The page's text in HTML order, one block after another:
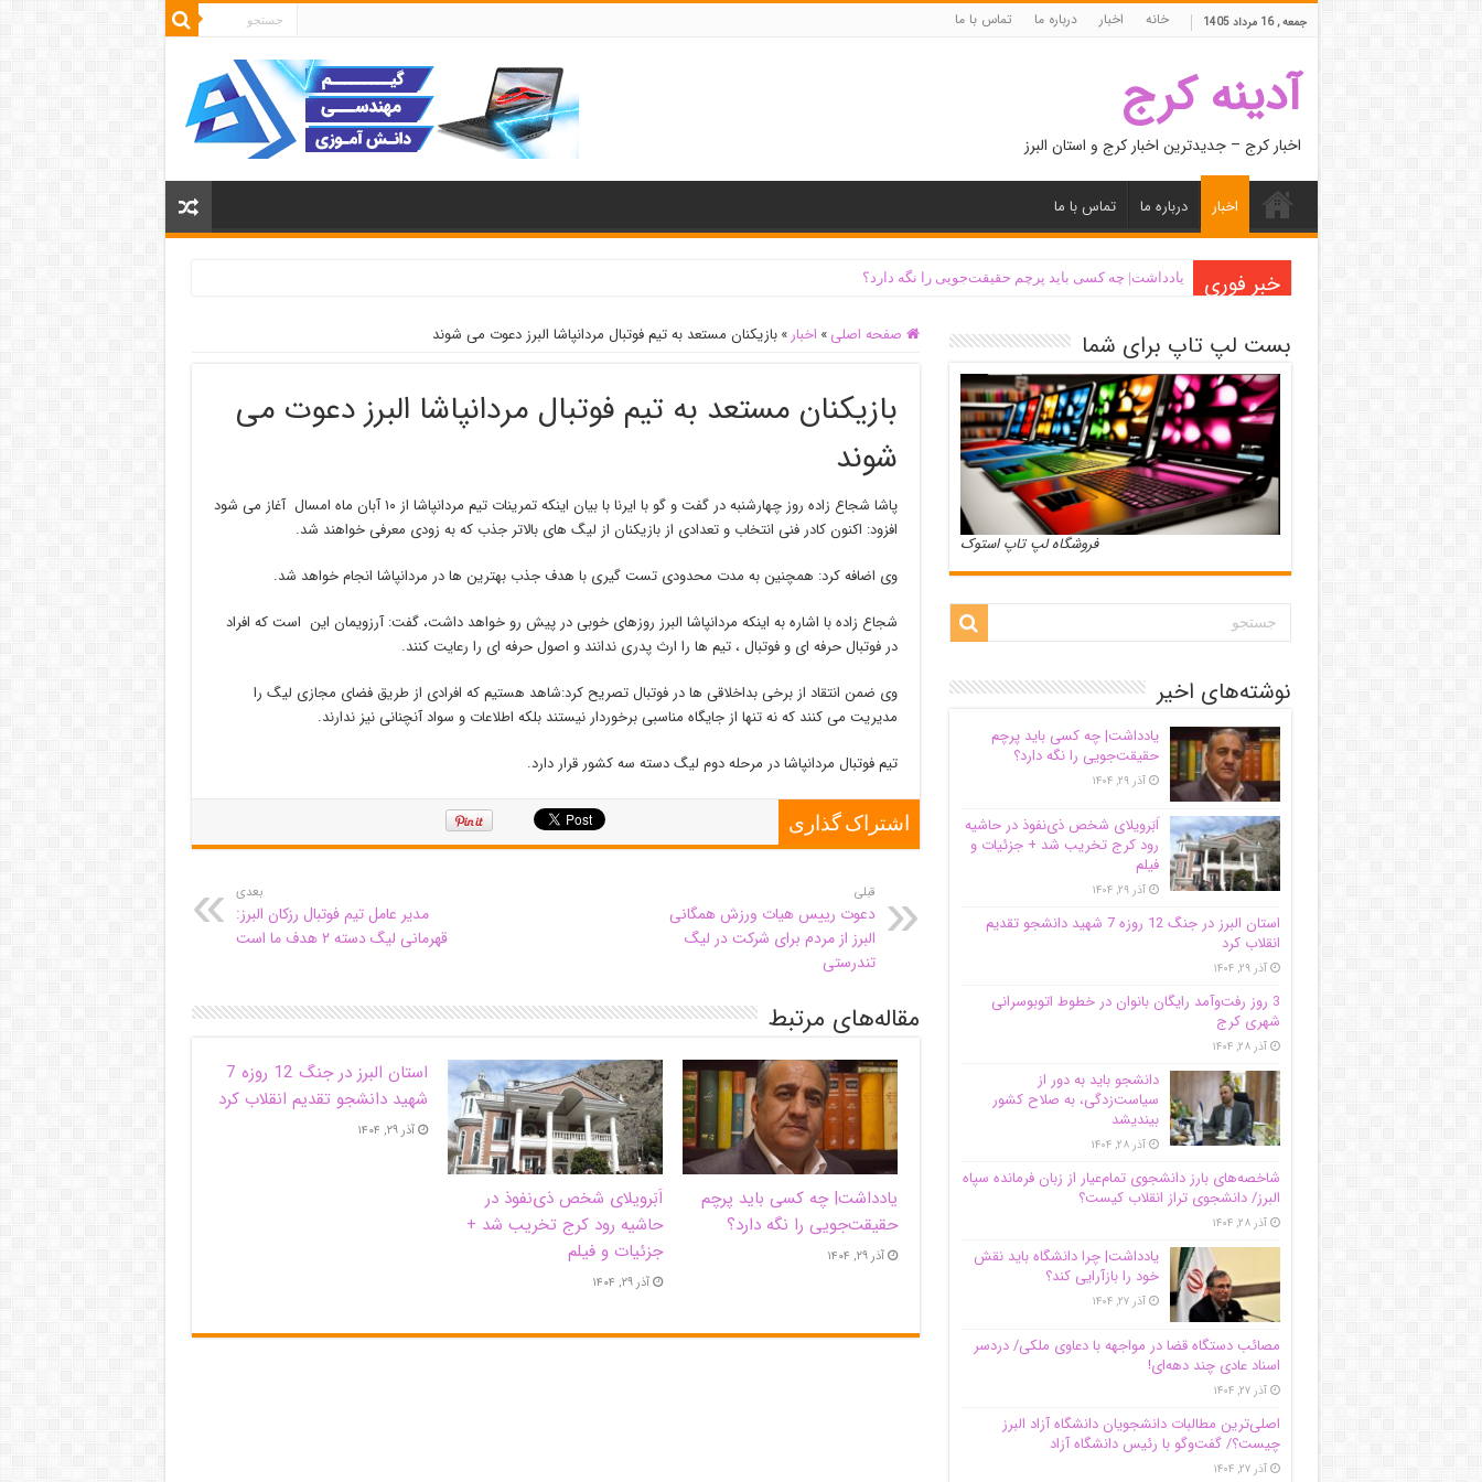
جمعه , 16 مرداد 1405 خانه اخبار درباره ما تماس با ما
آدینه کرج
اخبار کرج – جدیدترین اخبار کرج و استان البرز
اخبار درباره ما تماس با ما
خبر فوری یادداشت| ‌چه کسی باید پرچم حقیقت‌جویی را نگه دارد؟
صفحه اصلی » اخبار » بازیکنان مستعد به تیم فوتبال مردانپاشا البرز دعوت می شوند
بازیکنان مستعد به تیم فوتبال مردانپاشا البرز دعوت می
شوند
پاشا شجاع زاده روز چهارشنبه در گفت و گو با ایرنا با بیان اینکه تمرینات تیم مردانپاشا از ۱۰ آبان ماه امسال آغاز می شود
افزود: اکنون کادر فنی انتخاب و تعدادی از بازیکنان از لیگ های بالاتر جذب که به زودی معرفی خواهند شد.
وی اضافه کرد: همچنین به مدت محدودی تست گیری با هدف جذب بهترین ها در مردانپاشا انجام خواهد شد.
شجاع زاده با اشاره به اینکه مردانپاشا البرز روزهای خوبی در پیش رو خواهد داشت، گفت: آرزویمان این است که افراد
در فوتبال حرفه ای و فوتبال ، تیم ها را ارث پدری ندانند و اصول حرفه ای را رعایت کنند.
وی ضمن انتقاد از برخی بداخلاقی ها در فوتبال تصریح کرد:شاهد هستیم که افرادی از طریق فضای مجازی لیگ را
مدیریت می کنند که نه تنها از جایگاه مناسبی برخوردار نیستند بلکه اطلاعات و سواد آنچنانی نیز ندارند.
تیم فوتبال مردانپاشا در مرحله دوم لیگ دسته سه کشور قرار دارد.
اشتراک گذاری
قبلی
دعوت رییس هیات ورزش همگانی
البرز از مردم برای شرکت در لیگ
تندرستی
بعدی
مدیر عامل تیم فوتبال رزکان البرز:
قهرمانی لیگ دسته ۲ هدف ما است
مقاله‌های مرتبط
یادداشت| ‌چه کسی باید پرچم
حقیقت‌جویی را نگه دارد؟
آذر ۲۹, ۱۴۰۴
اَبَر‌ویلای شخص ذی‌نفوذ در
حاشیه‌ رود کرج تخریب شد +
جزئیات و فیلم
آذر ۲۹, ۱۴۰۴
استان البرز در جنگ 12 روزه 7
شهید دانشجو تقدیم انقلاب کرد
آذر ۲۹, ۱۴۰۴
بست لپ تاپ برای شما
فروشگاه لپ تاپ استوک
نوشته‌های اخیر
یادداشت| ‌چه کسی باید پرچم
حقیقت‌جویی را نگه دارد؟
آذر ۲۹, ۱۴۰۴
اَبَر‌ویلای شخص ذی‌نفوذ در حاشیه‌
رود کرج تخریب شد + جزئیات و
فیلم
آذر ۲۹, ۱۴۰۴
استان البرز در جنگ 12 روزه 7 شهید دانشجو تقدیم
انقلاب کرد
آذر ۲۹, ۱۴۰۴
3 روز رفت‌وآمد رایگان بانوان در خطوط اتوبوسرانی
شهری کرج
آذر ۲۸, ۱۴۰۴
دانشجو باید به دور از
سیاست‌زدگی، به صلاح کشور
بیندیشد
آذر ۲۸, ۱۴۰۴
شاخصه‌های بارز دانشجوی تمام‌عیار از زبان فرمانده سپاه
البرز/ دانشجوی تراز انقلاب کیست؟
آذر ۲۸, ۱۴۰۴
یادداشت| چرا دانشگاه باید نقش
خود را بازآرایی کند؟
آذر ۲۷, ۱۴۰۴
مصائب دستگاه قضا در مواجهه با دعاوی ملکی/ دردسر
اسناد عادی چند‌ دهه‌ای!
آذر ۲۷, ۱۴۰۴
اصلی‌ترین مطالبات دانشجویان دانشگاه آزاد البرز
چیست؟/ گفت‌وگو با رئیس دانشگاه آز‌اد
آذر ۲۷, ۱۴۰۴